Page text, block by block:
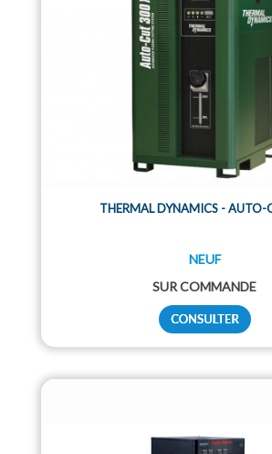
THERMAL DYNAMICS - AUTO-
NEUF
SUR COMMANDE